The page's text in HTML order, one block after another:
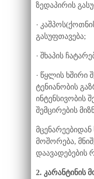
ზედაპირის
·
გასუფთავება;
· შხაპის
· წყლის ხშირი
ტენიანობის
ინტენსივობის
შემცირების
მოშორება,
დაავადებების
2. კარანტინის